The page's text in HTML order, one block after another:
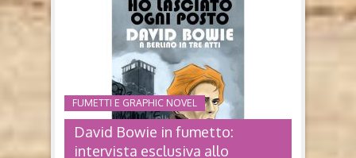
FUMETTI E GRAPHIC NOVEL
David Bowie in fumetto:
intervista esclusiva allo